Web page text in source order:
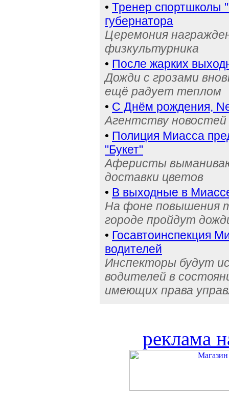
• Тренер спортшколы
губернатора
Церемония
физкультурника
• После жарких
Дожди с грозами
ещё радует теплом
• С Днём рождения,
Агентству новостей
• Полиция Миасса
"Букет"
Аферисты
доставки цветов
• В выходные в
На фоне повышения
городе пройдут
• Госавтоинспекция
водителей
Инспекторы будут
водителей в
имеющих права
реклама